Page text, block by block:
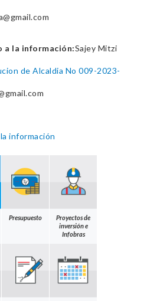
a la información:Sajey Mitzi
de Alcaldia No 009-2023-
información
Presupuesto
Proyectos de
inversión e
Infobras